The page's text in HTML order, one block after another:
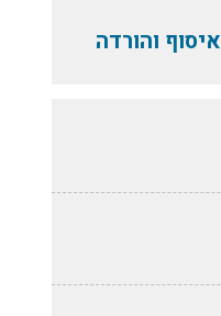
איסוף והורדה